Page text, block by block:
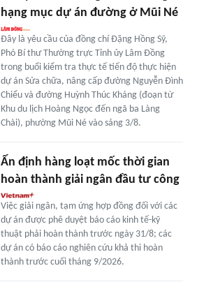
hạng mục dự án đường ở Mũi Né
Đây là yêu cầu của đồng chí Đặng Hồng Sỹ,
Phó Bí thư Thường trực Tỉnh ủy Lâm Đồng
trong buổi kiểm tra thực tế tiến độ thực hiện
dự án Sửa chữa, nâng cấp đường Nguyễn Đình
Chiểu và đường Huỳnh Thúc Kháng (đoạn từ
Khu du lịch Hoàng Ngọc đến ngã ba Làng
Chài), phường Mũi Né vào sáng 3/8.
Ấn định hàng loạt mốc thời gian
hoàn thành giải ngân đầu tư công
Việc giải ngân, tạm ứng hợp đồng đối với các
dự án được phê duyệt báo cáo kinh tế-kỹ
thuật phải hoàn thành trước ngày 31/8; các
dự án có báo cáo nghiên cứu khả thi hoàn
thành trước cuối tháng 9/2026.